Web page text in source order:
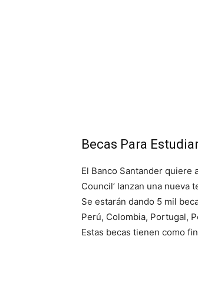
Becas Para
El Banco Santander quiere
Council’ lanzan una nueva
Se estarán dando 5 mil
Perú, Colombia, Portugal,
Estas becas tienen como